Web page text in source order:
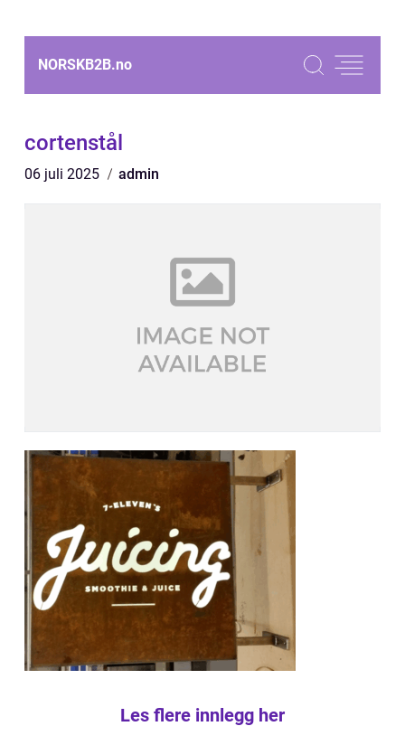
NORSKB2B.no
cortenstål
06 juli 2025 admin
Les flere innlegg her